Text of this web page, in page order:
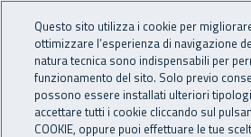
INAIL - Istituto
Navigazione
Questo sito utilizza i cookie per
ottimizzare l’esperienza di navigazione
natura tecnica sono indispensabili per
funzionamento del sito. Solo previo
possono essere installati ulteriori
accettare tutti i cookie cliccando sul
COOKIE, oppure puoi effettuare le tue